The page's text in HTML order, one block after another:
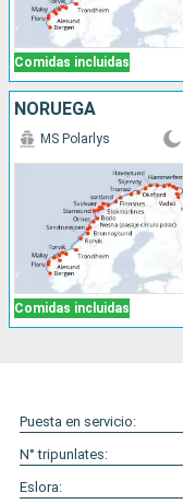
Comidas incluidas
NORUEGA
Comidas incluidas
MS Polarlys
Puesta en servicio:
N° tripunlates:
Eslora: